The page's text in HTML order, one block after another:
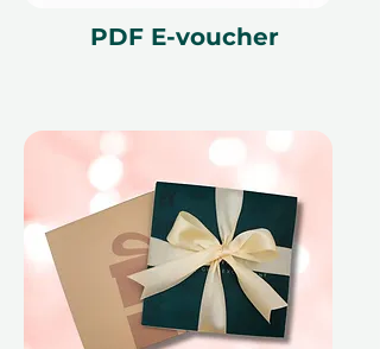
Подарите волнение открытий и
которая будет цениться всегда.
Мелкий шрифт 📜
PDF E-voucher